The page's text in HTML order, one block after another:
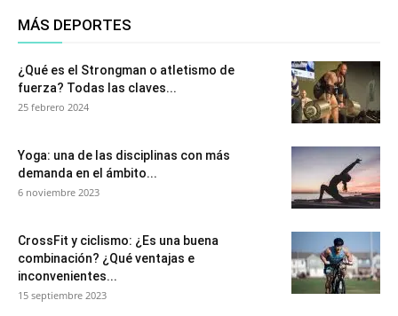
MÁS DEPORTES
¿Qué es el Strongman o atletismo de
fuerza? Todas las claves...
25 febrero 2024
Yoga: una de las disciplinas con más
demanda en el ámbito...
6 noviembre 2023
CrossFit y ciclismo: ¿Es una buena
combinación? ¿Qué ventajas e
inconvenientes...
15 septiembre 2023